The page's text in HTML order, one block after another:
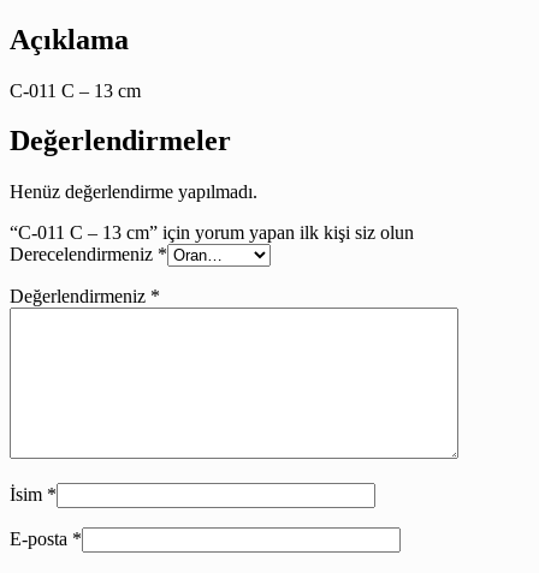
Açıklama
C-011 C – 13 cm
Değerlendirmeler
Henüz değerlendirme yapılmadı.
“C-011 C – 13 cm” için yorum yapan ilk kişi siz olun
Derecelendirmeniz *
Değerlendirmeniz *
İsim *
E-posta *